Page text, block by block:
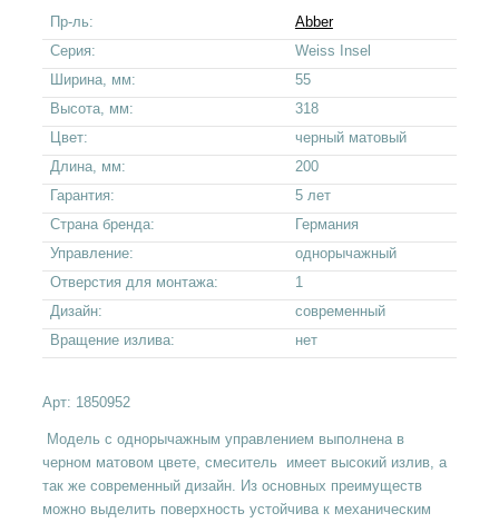
Пр-ль:
Abber
Серия:
Weiss Insel
Ширина, мм:
55
Высота, мм:
318
Цвет:
черный матовый
Длина, мм:
200
Гарантия:
5 лет
Страна бренда:
Германия
Управление:
однорычажный
Отверстия для монтажа:
1
Дизайн:
современный
Вращение излива:
нет
Арт: 1850952
Модель с однорычажным управлением выполнена в
черном матовом цвете, смеситель имеет высокий излив, а
так же современный дизайн. Из основных преимуществ
можно выделить поверхность устойчива к механическим